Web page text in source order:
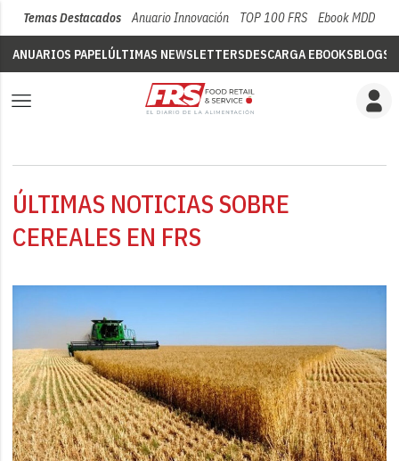
Temas Destacados Anuario Innovación TOP 100 FRS Ebook MDD
ANUARIOS PAPELÚLTIMAS NEWSLETTERSDESCARGA EBOOKSBLOGS
ÚLTIMAS NOTICIAS SOBRE
CEREALES EN FRS